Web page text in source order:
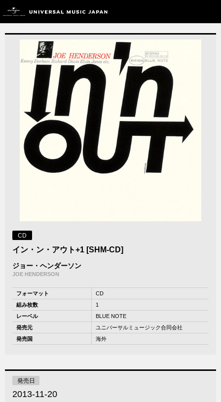
CD
イン・ン・アウト+1 [SHM-CD]
ジョー・ヘンダーソン
JOE HENDERSON
フォーマット
CD
組み枚数
1
レーベル
BLUE NOTE
発売元
ユニバーサルミュージック合同会社
発売国
海外
発売日
2013-11-20